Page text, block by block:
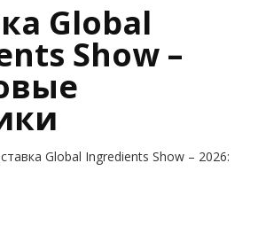
Global
Show –
Global Ingredients Show – 2026: